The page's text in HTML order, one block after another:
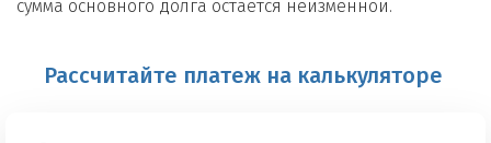
сумма основного долга остается неизменной.
Рассчитайте платеж на калькуляторе